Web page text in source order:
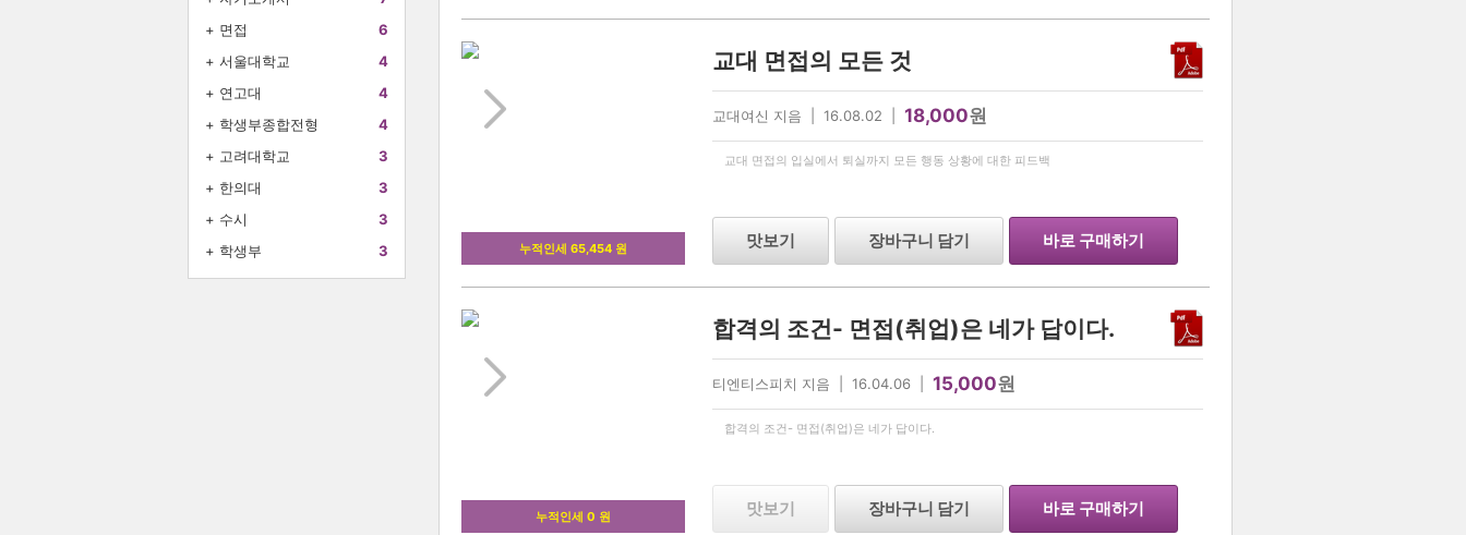
+ 면접
6
+ 서울대학교
4
+ 연고대
4
+ 학생부종합전형
4
+ 고려대학교
3
+ 한의대
3
+ 수시
3
+ 학생부 3 누적인세 65,454 원
교대 면접의 모든 것
교대여신 지음 | 16.08.02 | 18,000원
교대 면접의 입실에서 퇴실까지 모든 행동 상황에 대한 피드백
맛보기 장바구니 담기 바로 구매하기
누적인세 0 원
합격의 조건- 면접(취업)은 네가 답이다.
티엔티스피치 지음 | 16.04.06 | 15,000원
합격의 조건- 면접(취업)은 네가 답이다.
맛보기 장바구니 담기 바로 구매하기